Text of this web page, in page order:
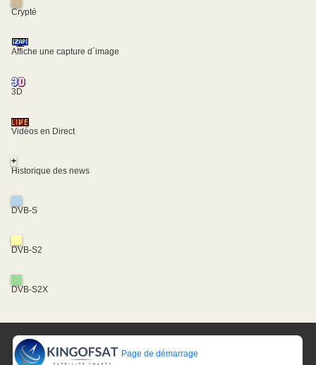
Crypté
Affiche une capture d´image
3D
Vidéos en Direct
+
Historique des news
DVB-S
DVB-S2
DVB-S2X
Page de démarrage